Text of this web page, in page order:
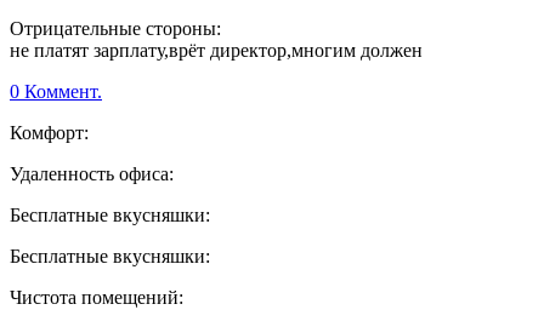
Отрицательные стороны:
не платят зарплату,врёт директор,многим должен
0 Коммент.
Комфорт:
Удаленность офиса:
Бесплатные вкусняшки:
Бесплатные вкусняшки:
Чистота помещений: